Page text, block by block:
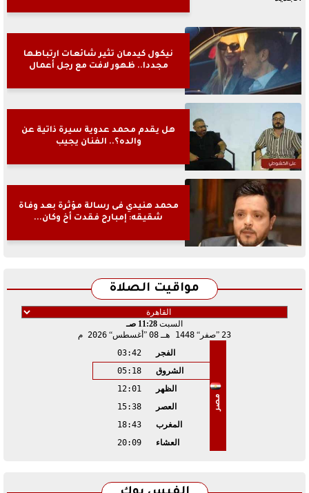
نيكول كيدمان تثير شائعات ارتباطها
مجددا.. ظهور لافت مع رجل أعمال
هل يقدم محمد عدوية سيرة ذاتية عن
والده؟.. الفنان يجيب
محمد هنيدي فى رسالة مؤثرة بعد وفاة
شقيقه: إمبارح فقدت أخ وكان...
مواقيت الصلاة
السبت 11:28 صـ
23 صفر 1448 هـ 08 أغسطس 2026 م
مصر
الفجر
03:42
الشروق
05:18
الظهر
12:01
العصر
15:38
المغرب
18:43
العشاء
20:09